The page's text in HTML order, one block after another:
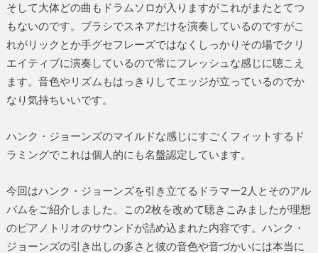
そして大体どの曲もドラムソロが入りますがこれがまたとてつ
もないのです。ブラシでスネアだけを演奏しているのですがこ
れがリックとか手グセフレーズではなくしっかりその場でクリ
エイティブに演奏しているので常にフレッシュな感じに聴こえ
ます。音色やリズムもはっきりしてエッジが立っているのでか
なり気持ちいいです。
ハンク・ジョーンズのマイルドな感じにすごくフィットするド
ラミングでこれは個人的にも名盤認定しています。
今回はハンク・ジョーンズを引き立てるドラマー2人とそのアル
バムをご紹介しました。この2枚を改めて聴きこみましたが理想
のピアノトリオのサウンドが詰め込まれた内容です。ハンク・
ジョーンズの引き出しの多さと彼の音色や音づかいには本当に